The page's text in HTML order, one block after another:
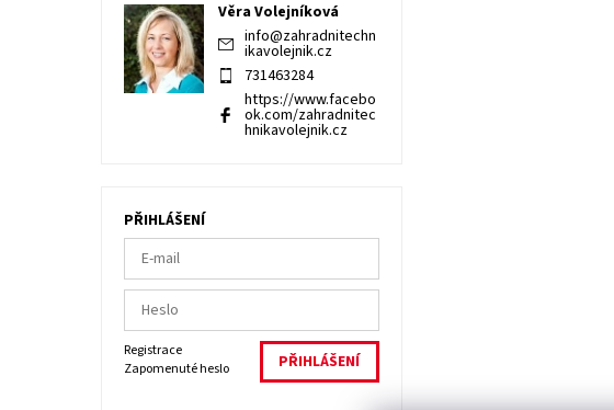
Věra Volejníková
info@zahradnitechn
ikavolejnik.cz
731463284
https://www.facebo
ok.com/zahradnitec
hnikavolejnik.cz
PŘIHLÁŠENÍ
Registrace
Zapomenuté heslo